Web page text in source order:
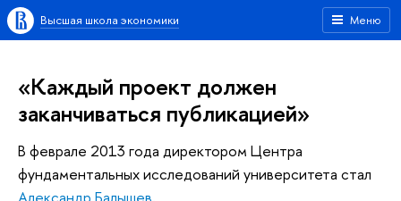
Меню
Высшая школа экономики
«Каждый проект должен
заканчиваться публикацией»
В феврале 2013 года директором Центра
фундаментальных исследований университета стал
Александр Балышев.